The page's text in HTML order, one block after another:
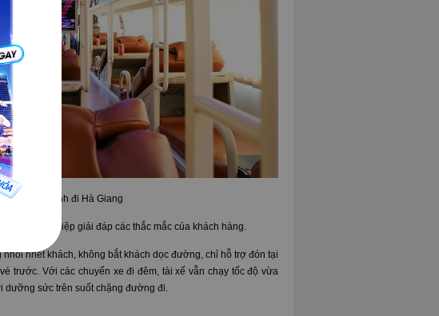
xe Hưng Thịnh đi Hà Giang
chuyên nghiệp giải đáp các thắc mắc của khách hàng.
nhét khách, không bắt khách dọc đường, chỉ hỗ trợ đón tại
trước. Với các chuyến xe đi đêm, tài xế vẫn chạy tốc độ vừa
dưỡng sức trên suốt chặng đường đi.